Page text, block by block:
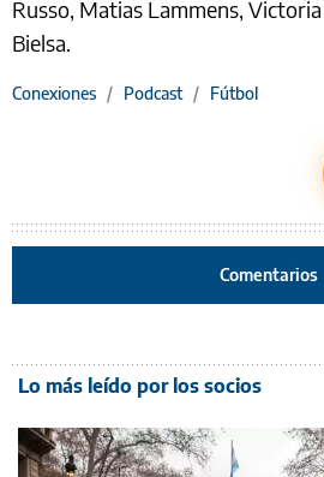
Russo, Matias Lammens,
Bielsa.
Conexiones / Podcast / Fútbol
Comentarios
Lo más leído por los socios